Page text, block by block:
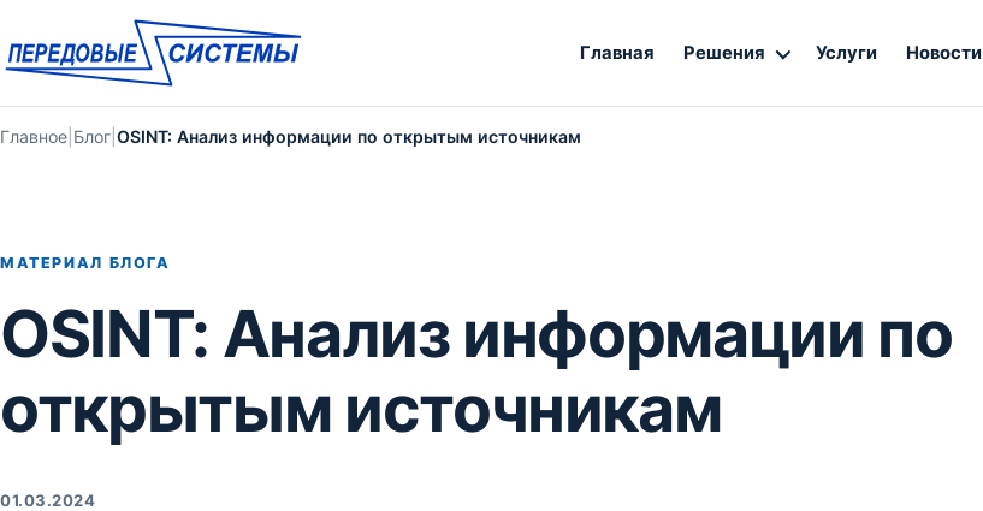
Главная Решения Услуги Новости
Главное Блог OSINT: Анализ информации по открытым источникам
МАТЕРИАЛ БЛОГА
OSINT: Анализ информации по
открытым источникам
01.03.2024